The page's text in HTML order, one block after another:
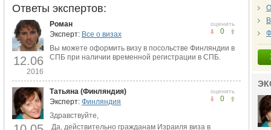
Ответы экспертов:
12.06
2016
оценить
0
Роман
Эксперт: Все о визах
Вы можете оформить визу в посольстве Финляндии в
СПБ при наличии временной регистрации в СПБ.
оценить
0
Татьяна (Финляндия)
Эксперт: Финляндия
Здравствуйте,
Да, действительно гражданам Израиля виза в